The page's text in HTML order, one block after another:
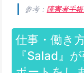
参考： 障害者手
仕事・働き
『Salad』